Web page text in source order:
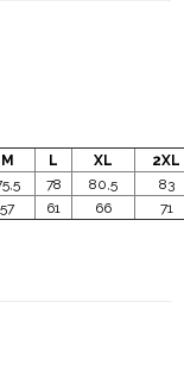
M L XL
2XL
78 80,5
83
57 61 66 71